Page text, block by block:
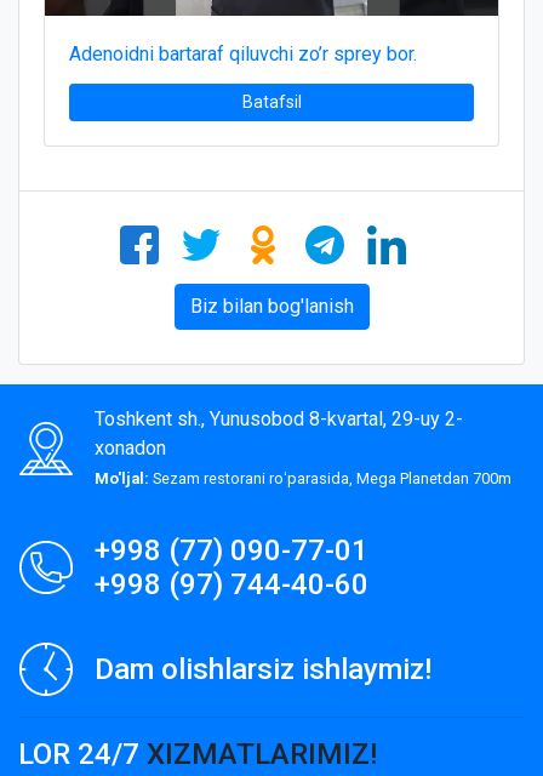
Adenoidni bartaraf qiluvchi zo’r sprey bor.
Batafsil
Biz bilan bog'lanish
Toshkent sh., Yunusobod 8-kvartal, 29-uy 2-
xonadon
Mo'ljal: Sezam restorani roʻparasida, Mega Planetdan 700m
+998 (77) 090-77-01
+998 (97) 744-40-60
Dam olishlarsiz ishlaymiz!
LOR 24/7 XIZMATLARIMIZ!